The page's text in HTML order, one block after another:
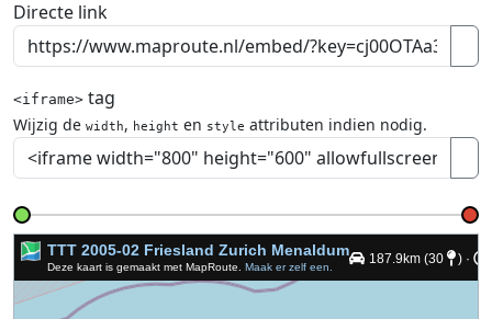
Directe link
<iframe> tag
Wijzig de width, height en style attributen indien nodig.